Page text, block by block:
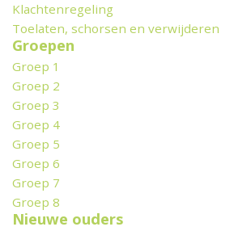
Klachtenregeling
Toelaten, schorsen en verwijderen
Groepen
Groep 1
Groep 2
Groep 3
Groep 4
Groep 5
Groep 6
Groep 7
Groep 8
Nieuwe ouders